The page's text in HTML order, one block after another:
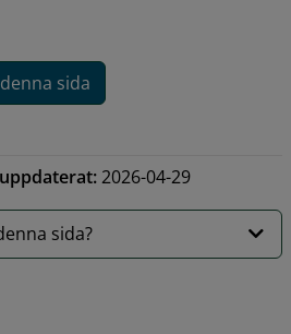
sida
2026-04-29
sida?